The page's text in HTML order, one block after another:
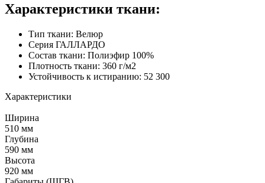
Характеристики ткани:
Тип ткани: Велюр
Серия ГАЛЛАРДО
Состав ткани: Полиэфир 100%
Плотность ткани: 360 г/м2
Устойчивость к истиранию: 52 300
Характеристики
Ширина
510 мм
Глубина
590 мм
Высота
920 мм